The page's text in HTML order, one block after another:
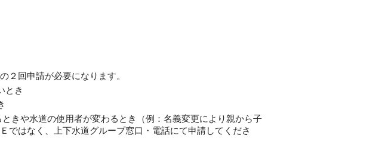
２回申請が必要になります。
とき
ときや水道の使用者が変わるとき（例：名義変更により親から子
ではなく、上下水道グループ窓口・電話にて申請してくださ